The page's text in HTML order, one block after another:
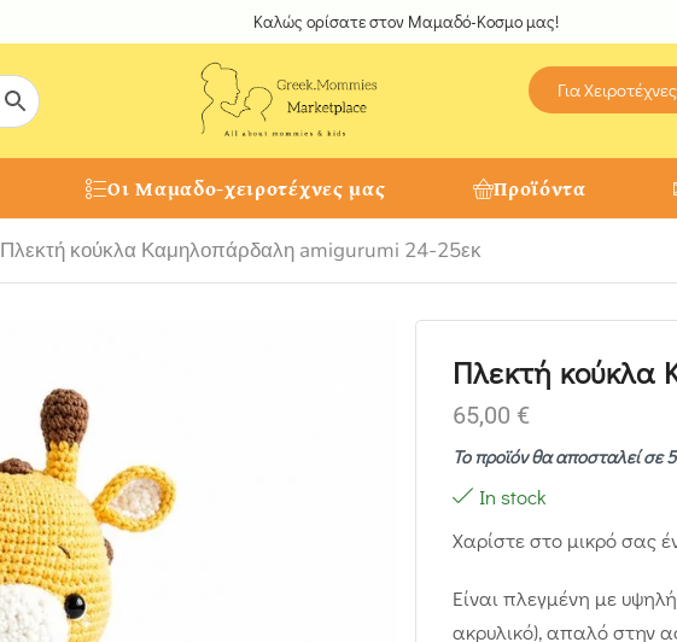
Καλώς ορίσατε στον Μαμαδό-Κοσμο μας!
Για Χειροτέχνες
Οι Μαμαδο-χειροτέχνες μας Προϊόντα
Πλεκτή κούκλα Καμηλοπάρδαλη amigurumi 24-25εκ
Πλεκτή κούκλα
65,00 €
Το προϊόν θα αποσταλεί σε
In stock
Χαρίστε στο μικρό σας
Είναι πλεγμένη με
ακρυλικό), απαλό στην